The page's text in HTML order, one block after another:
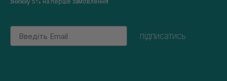
Email
підписатись